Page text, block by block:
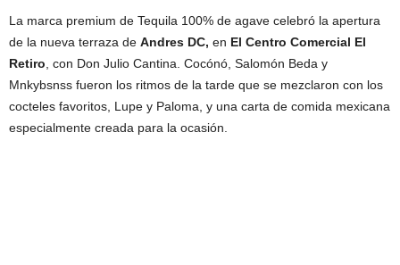
La marca premium de Tequila 100% de agave celebró la apertura
de la nueva terraza de Andres DC, en El Centro Comercial El
Retiro, con Don Julio Cantina. Cocónó, Salomón Beda y
Mnkybsnss fueron los ritmos de la tarde que se mezclaron con los
cocteles favoritos, Lupe y Paloma, y una carta de comida mexicana
especialmente creada para la ocasión.